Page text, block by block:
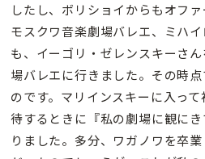
したし、ボリショイからもオファ
モスクワ音楽劇場バレエ、ミハ
も、イーゴリ・ゼレンスキーさ
場バレエに行きました。その時
のです。マリインスキーに入っ
待するときに『私の劇場に観に
りました。多分、ワガノワを卒